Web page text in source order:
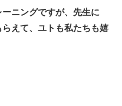
ニングですが、先生に
らえて、ユトも私たちも嬉